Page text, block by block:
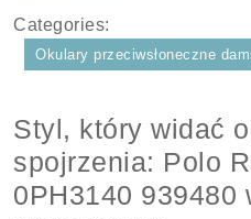
Categories:
Okulary przeciwsłoneczne
Styl, który widać
spojrzenia: Polo
0PH3140 939480